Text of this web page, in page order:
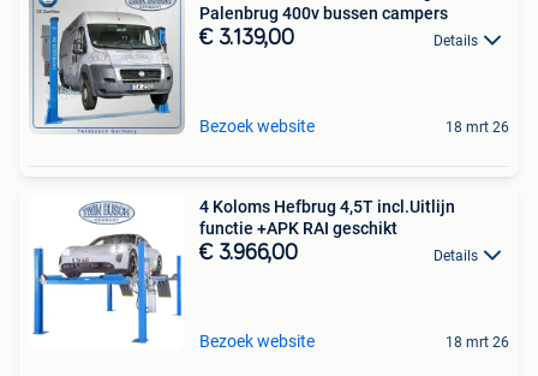
Palenbrug 400v bussen campers
€ 3.139,00 Details
Bezoek website 18 mrt 26
4 Koloms Hefbrug 4,5T incl.Uitlijn
functie +APK RAI geschikt
€ 3.966,00 Details
Bezoek website 18 mrt 26